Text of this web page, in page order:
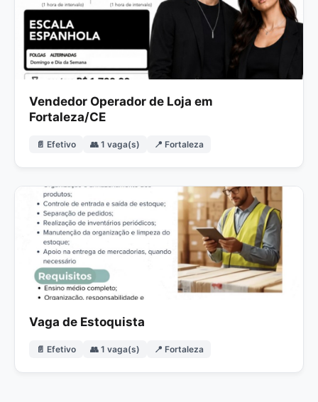
Vendedor Operador de Loja em
Fortaleza/CE
📄 Efetivo 👥 1 vaga(s) 📍 Fortaleza
Vaga de Estoquista
📄 Efetivo 👥 1 vaga(s) 📍 Fortaleza